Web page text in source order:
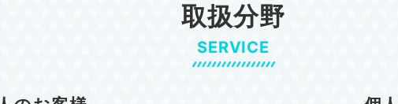
取扱分野
SERVICE